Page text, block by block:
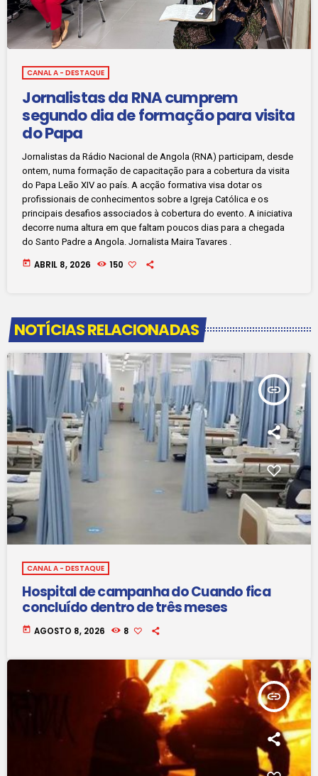
CANAL A - DESTAQUE
Jornalistas da RNA cumprem
segundo dia de formação para visita
do Papa
Jornalistas da Rádio Nacional de Angola (RNA) participam, desde
ontem, numa formação de capacitação para a cobertura da visita
do Papa Leão XIV ao país. A acção formativa visa dotar os
profissionais de conhecimentos sobre a Igreja Católica e os
principais desafios associados à cobertura do evento. A iniciativa
decorre numa altura em que faltam poucos dias para a chegada
do Santo Padre a Angola. Jornalista Maira Tavares .
today ABRIL 8, 2026 150
NOTÍCIAS RELACIONADAS
insert_link
CANAL A - DESTAQUE
Hospital de campanha do Cuando fica
concluído dentro de três meses
today AGOSTO 8, 2026 8
insert_link